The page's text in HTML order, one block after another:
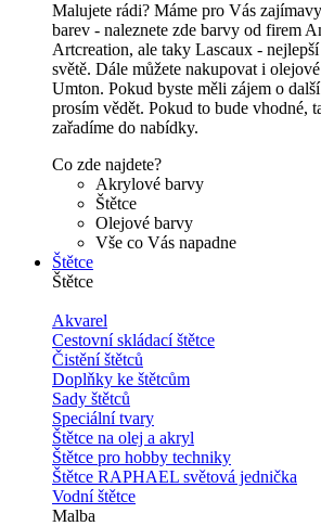
Malujete rádi? Máme pro Vás
barev - naleznete zde barvy od firem
Artcreation, ale taky Lascaux -
světě. Dále můžete nakupovat i
Umton. Pokud byste měli zájem o
prosím vědět. Pokud to bude vhodné,
zařadíme do nabídky.
Co zde najdete?
Akrylové barvy
Štětce
Olejové barvy
Vše co Vás napadne
Štětce
Štětce
Akvarel
Cestovní skládací štětce
Čistění štětců
Doplňky ke štětcům
Sady štětců
Speciální tvary
Štětce na olej a akryl
Štětce pro hobby techniky
Štětce RAPHAEL světová jednička
Vodní štětce
Malba